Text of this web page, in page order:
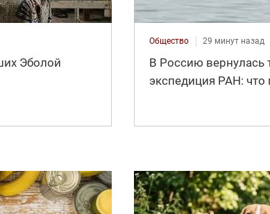
Эболой
Общество 29 минут назад
В Россию вернулась
экспедиция РАН: